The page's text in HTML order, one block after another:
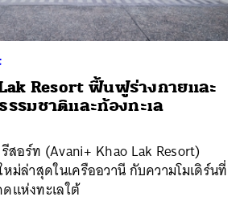
Resort ฟื้นฟูร่างกายและ
รรมชาติและท้องทะเล
สอร์ท (Avani+ Khao Lak Resort)
ม่ล่าสุดในเครืออวานี กับความโมเดิร์นที่
แห่งทะเลใต้
TWEET LINE EMAIL